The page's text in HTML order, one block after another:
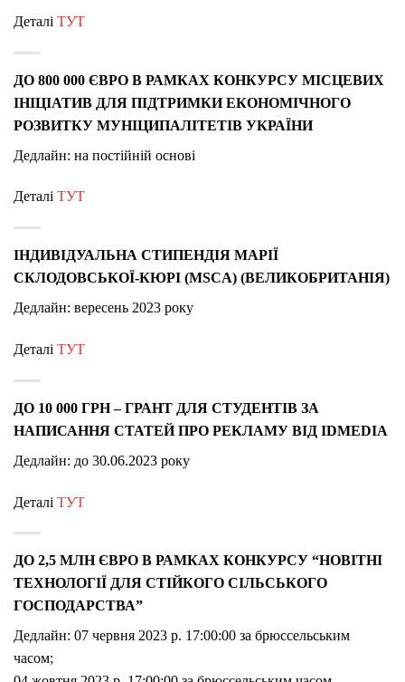
Деталі ТУТ
ДО 800 000 ЄВРО В РАМКАХ КОНКУРСУ МІСЦЕВИХ
ІНІЦІАТИВ ДЛЯ ПІДТРИМКИ ЕКОНОМІЧНОГО
РОЗВИТКУ МУНІЦИПАЛІТЕТІВ УКРАЇНИ
Дедлайн: на постійній основі
Деталі ТУТ
ІНДИВІДУАЛЬНА СТИПЕНДІЯ МАРІЇ
СКЛОДОВСЬКОЇ-КЮРІ (MSCA) (ВЕЛИКОБРИТАНІЯ)
Дедлайн: вересень 2023 року
Деталі ТУТ
ДО 10 000 ГРН – ГРАНТ ДЛЯ СТУДЕНТІВ ЗА
НАПИСАННЯ СТАТЕЙ ПРО РЕКЛАМУ ВІД IDMEDIA
Дедлайн: до 30.06.2023 року
Деталі ТУТ
ДО 2,5 МЛН ЄВРО В РАМКАХ КОНКУРСУ “НОВІТНІ
ТЕХНОЛОГІЇ ДЛЯ СТІЙКОГО СІЛЬСЬКОГО
ГОСПОДАРСТВА”
Дедлайн: 07 червня 2023 р. 17:00:00 за брюссельським
часом;